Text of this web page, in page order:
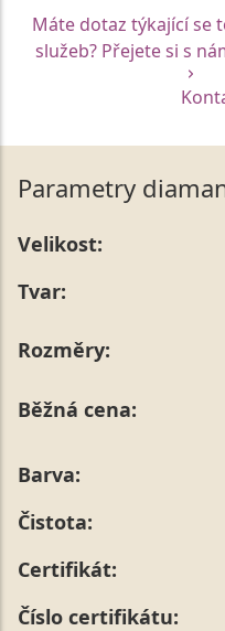
Máte dotaz týkající se
služeb? Přejete si s
Parametry
Velikost:
Tvar:
Rozměry:
Běžná cena:
Barva:
Čistota:
Certifikát:
Číslo certifikátu: